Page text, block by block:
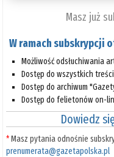
Masz już
W ramach subskrypcji
Możliwość odsłuchiwania
Dostęp do wszystkich
Dostęp do archiwum
Dostęp do felietonów on-
Dowiedz
*Masz pytania odnośnie
prenumerata@gazetapolska.pl